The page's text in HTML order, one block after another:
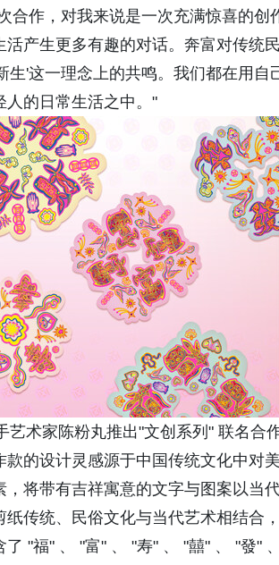
合作，对我来说是一次充满惊喜的
活产生更多有趣的对话。奔富对传统
生'这一理念上的共鸣。我们都在用
人的日常生活之中。"
艺术家陈粉丸推出"文创系列" 联名合
款的设计灵感源于中国传统文化中对
，将带有吉祥寓意的文字与图案以当
纸传统、民俗文化与当代艺术相结合
了 "福" 、 "富" 、 "寿" 、 "囍" 、 "發"